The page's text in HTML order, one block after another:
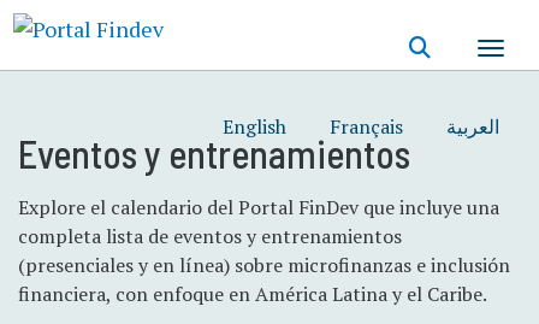
principal
English Français العربية
Eventos y entrenamientos
Explore el calendario del Portal FinDev que incluye una
completa lista de eventos y entrenamientos
(presenciales y en línea) sobre microfinanzas e inclusión
financiera, con enfoque en América Latina y el Caribe.